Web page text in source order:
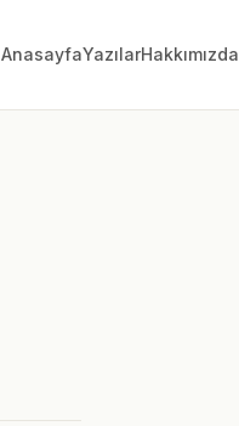
AnasayfaYazılarHakkımızda